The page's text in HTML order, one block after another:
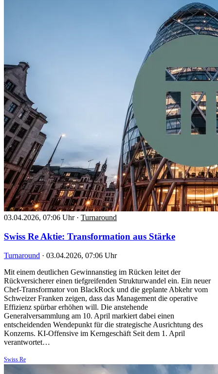
03.04.2026, 07:06 Uhr · Turnaround
Swiss Re Aktie: Transformation aus Stärke
Turnaround · 03.04.2026, 07:06 Uhr
Mit einem deutlichen Gewinnanstieg im Rücken leitet der
Rückversicherer einen tiefgreifenden Strukturwandel ein. Ein neuer
Chef-Transformator von BlackRock und die geplante Abkehr vom
Schweizer Franken zeigen, dass das Management die operative
Effizienz spürbar erhöhen will. Die anstehende
Generalversammlung am 10. April markiert dabei einen
entscheidenden Wendepunkt für die strategische Ausrichtung des
Konzerns. KI-Offensive im Kerngeschäft Seit dem 1. April
verantwortet…
Swiss Re